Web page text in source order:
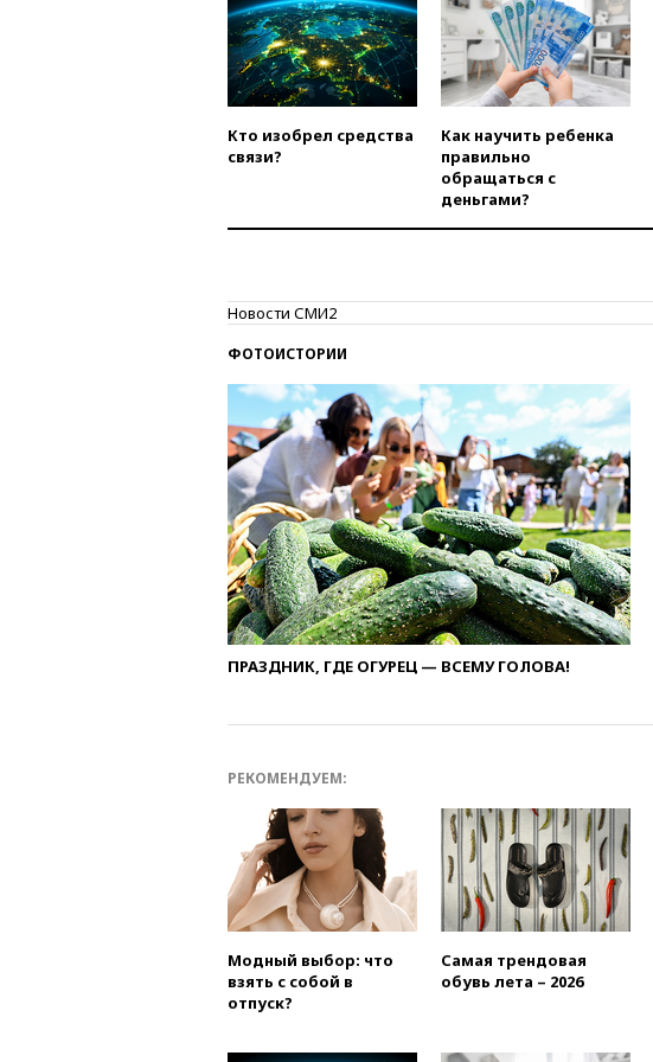
Кто изобрел средства
связи?
Как научить ребенка
правильно
обращаться с
деньгами?
Новости СМИ2
ФОТОИСТОРИИ
ПРАЗДНИК, ГДЕ ОГУРЕЦ — ВСЕМУ ГОЛОВА!
РЕКОМЕНДУЕМ:
Модный выбор: что
взять с собой в
отпуск?
Самая трендовая
обувь лета – 2026